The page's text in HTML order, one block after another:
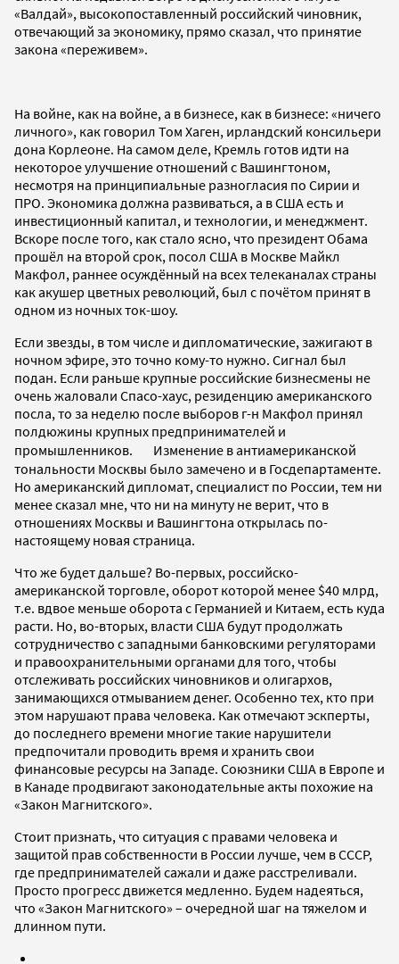
«Валдай», высокопоставленный российский чиновник,
отвечающий за экономику, прямо сказал, что принятие
закона «переживем».
На войне, как на войне, а в бизнесе, как в бизнесе: «ничего
личного», как говорил Том Хаген, ирландский консильери
дона Корлеоне. На самом деле, Кремль готов идти на
некоторое улучшение отношений с Вашингтоном,
несмотря на принципиальные разногласия по Сирии и
ПРО. Экономика должна развиваться, а в США есть и
инвестиционный капитал, и технологии, и менеджмент.
Вскоре после того, как стало ясно, что президент Обама
прошёл на второй срок, посол США в Москве Майкл
Макфол, раннее осуждённый на всех телеканалах страны
как акушер цветных революций, был с почётом принят в
одном из ночных ток-шоу.
Если звезды, в том числе и дипломатические, зажигают в
ночном эфире, это точно кому-то нужно. Сигнал был
подан. Если раньше крупные российские бизнесмены не
очень жаловали Спасо-хаус, резиденцию американского
посла, то за неделю после выборов г-н Макфол принял
полдюжины крупных предпринимателей и
промышленников. Изменение в антиамериканской
тональности Москвы было замечено и в Госдепартаменте.
Но американский дипломат, специалист по России, тем ни
менее сказал мне, что ни на минуту не верит, что в
отношениях Москвы и Вашингтона открылась по-
настоящему новая страница.
Что же будет дальше? Во-первых, российско-
американской торговле, оборот которой менее $40 млрд,
т.е. вдвое меньше оборота с Германией и Китаем, есть куда
расти. Но, во-вторых, власти США будут продолжать
сотрудничество с западными банковскими регуляторами
и правоохранительными органами для того, чтобы
отслеживать российских чиновников и олигархов,
занимающихся отмыванием денег. Особенно тех, кто при
этом нарушают права человека. Как отмечают эскперты,
до последнего времени многие такие нарушители
предпочитали проводить время и хранить свои
финансовые ресурсы на Западе. Союзники США в Европе и
в Канаде продвигают законодательные акты похожие на
«Закон Магнитского».
Стоит признать, что ситуация с правами человека и
защитой прав собственности в России лучше, чем в СССР,
где предпринимателей сажали и даже расстреливали.
Просто прогресс движется медленно. Будем надеяться,
что «Закон Магнитского» – очередной шаг на тяжелом и
длинном пути.